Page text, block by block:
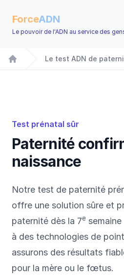
ForceADN
Le pouvoir de l'ADN au service des
Accueil
Le test ADN de
Test prénatal sûr
Paternité
naissance
Notre test de paternité
offre une solution sûre et
paternité dès la 7e
à des technologies de
assurons des résultats
pour la mère ou le fœtus.